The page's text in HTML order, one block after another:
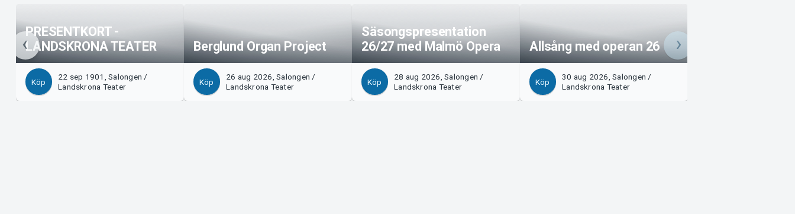
PRESENTKORT -
LANDSKRONA TEATER
Köp
22 sep 1901, Salongen /
Landskrona Teater
Berglund Organ Project
Köp
26 aug 2026, Salongen /
Landskrona Teater
Säsongspresentation
26/27 med Malmö Opera
Köp
28 aug 2026, Salongen /
Landskrona Teater
Allsång med operan 26
Köp
30 aug 2026, Salongen /
Landskrona Teater